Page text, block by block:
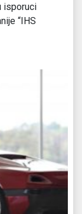
isporuci
“IHS